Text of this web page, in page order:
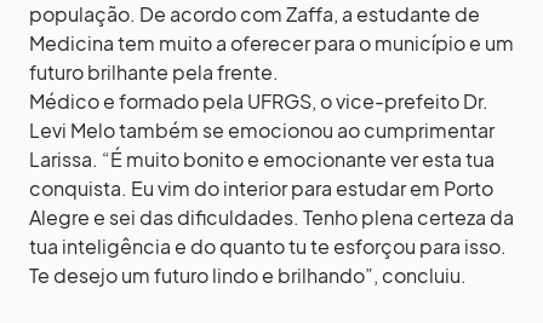
população. De acordo com Zaffa, a estudante de
Medicina tem muito a oferecer para o município e um
futuro brilhante pela frente.
Médico e formado pela UFRGS, o vice-prefeito Dr.
Levi Melo também se emocionou ao cumprimentar
Larissa. “É muito bonito e emocionante ver esta tua
conquista. Eu vim do interior para estudar em Porto
Alegre e sei das dificuldades. Tenho plena certeza da
tua inteligência e do quanto tu te esforçou para isso.
Te desejo um futuro lindo e brilhando”, concluiu.